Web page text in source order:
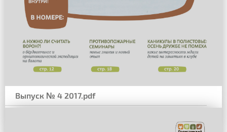
Выпуск № 4 2017.pdf